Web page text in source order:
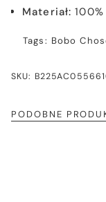
Materiał:
Tags: Bobo
SKU:
PODOBNE